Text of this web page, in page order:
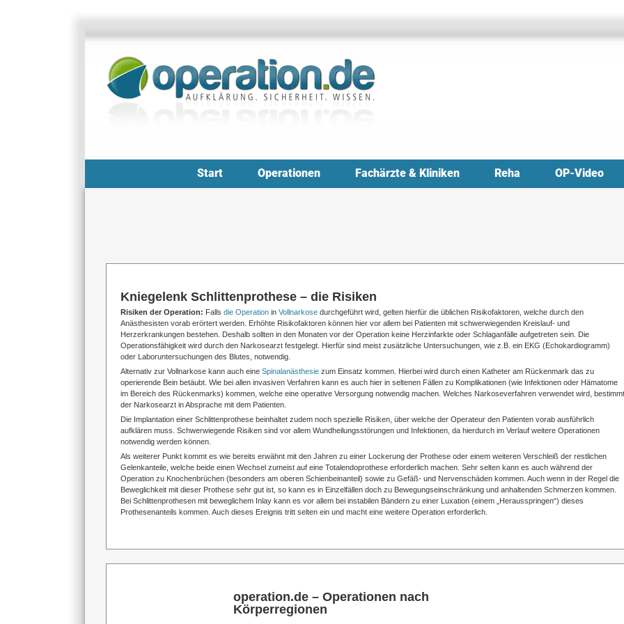
Start Operationen Fachärzte & Kliniken Reha OP-Video
Kniegelenk Schlittenprothese – die Risiken
Risiken der Operation: Falls die Operationin Vollnarkosedurchgeführt wird, gelten hierfür die üblichen Risikofaktoren, welche durch den
Anästhesisten vorab erörtert werden. Erhöhte Risikofaktoren können hier vor allem bei Patienten mit schwerwiegenden Kreislauf- und
Herzerkrankungen bestehen. Deshalb sollten in den Monaten vor der Operation keine Herzinfarkte oder Schlaganfälle aufgetreten sein. Die
Operationsfähigkeit wird durch den Narkosearzt festgelegt. Hierfür sind meist zusätzliche Untersuchungen, wie z.B. ein EKG (Echokardiogramm)
oder Laboruntersuchungen des Blutes, notwendig.
Alternativ zur Vollnarkose kann auch eine Spinalanästhesiezum Einsatz kommen. Hierbei wird durch einen Katheter am Rückenmark das zu
operierende Bein betäubt. Wie bei allen invasiven Verfahren kann es auch hier in seltenen Fällen zu Komplikationen (wie Infektionen oder Hämatome
im Bereich des Rückenmarks) kommen, welche eine operative Versorgung notwendig machen. Welches Narkoseverfahren verwendet wird, bestimmt
der Narkosearzt in Absprache mit dem Patienten.
Die Implantation einer Schlittenprothese beinhaltet zudem noch spezielle Risiken, über welche der Operateur den Patienten vorab ausführlich
aufklären muss. Schwerwiegende Risiken sind vor allem Wundheilungsstörungen und Infektionen, da hierdurch im Verlauf weitere Operationen
notwendig werden können.
Als weiterer Punkt kommt es wie bereits erwähnt mit den Jahren zu einer Lockerung der Prothese oder einem weiteren Verschleiß der restlichen
Gelenkanteile, welche beide einen Wechsel zumeist auf eine Totalendoprothese erforderlich machen. Sehr selten kann es auch während der
Operation zu Knochenbrüchen (besonders am oberen Schienbeinanteil) sowie zu Gefäß- und Nervenschäden kommen. Auch wenn in der Regel die
Beweglichkeit mit dieser Prothese sehr gut ist, so kann es in Einzelfällen doch zu Bewegungseinschränkung und anhaltenden Schmerzen kommen.
Bei Schlittenprothesen mit beweglichem Inlay kann es vor allem bei instabilen Bändern zu einer Luxation (einem „Herausspringen“) dieses
Prothesenanteils kommen. Auch dieses Ereignis tritt selten ein und macht eine weitere Operation erforderlich.
operation.de – Operationen nach
Körperregionen